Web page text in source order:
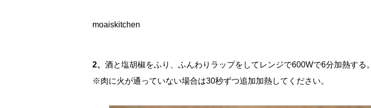
moaiskitchen
2、 酒と塩胡椒をふり、ふんわりラップをしてレンジで600Wで6分加熱する。
※肉に火が通っていない場合は30秒ずつ追加加熱してください。